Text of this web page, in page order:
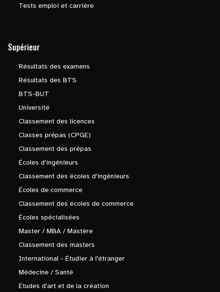
Tests emploi et carrière
Supérieur
Résultats des examens
Résultats des BTS
BTS-BUT
Université
Classement des licences
Classes prépas (CPGE)
Classement des prépas
Écoles d'ingénieurs
Classement des écoles d'ingénieurs
Écoles de commerce
Classement des écoles de commerce
Écoles spécialisées
Master / MBA / Mastère
Classement des masters
International - Étudier à l'étranger
Médecine / Santé
Études d'art et de la création